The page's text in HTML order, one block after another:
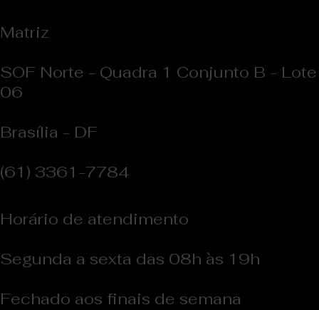
Matriz
SOF Norte - Quadra 1 Conjunto B - Lote
06
Brasília - DF
Horário de atendimento
Segunda a sexta das 08h às 19h